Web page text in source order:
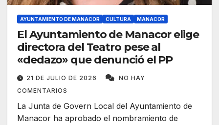
AYUNTAMIENTO DE MANACOR CULTURA MANACOR
El Ayuntamiento de Manacor elige
directora del Teatro pese al
«dedazo» que denunció el PP
21 DE JULIO DE 2026
NO HAY
COMENTARIOS
La Junta de Govern Local del Ayuntamiento de
Manacor ha aprobado el nombramiento de